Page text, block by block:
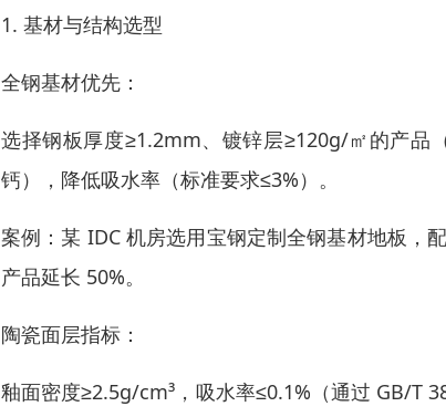
1. 基材与结构选型
全钢基材优先：
选择钢板厚度≥1.2mm、镀锌层≥120g/㎡的产品
钙），降低吸水率（标准要求≤3%）。
案例：某 IDC 机房选用宝钢定制全钢基材地板，
产品延长 50%。
陶瓷面层指标：
釉面密度≥2.5g/cm³，吸水率≤0.1%（通过 GB/T